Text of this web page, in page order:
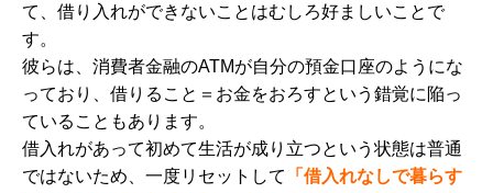
て、借り入れができないことはむしろ好ましいことで
す。
彼らは、消費者金融のATMが自分の預金口座のようにな
っており、借りること＝お金をおろすという錯覚に陥っ
ていることもあります。
借入れがあって初めて生活が成り立つという状態は普通
ではないため、一度リセットして
「借入れなしで暮らす